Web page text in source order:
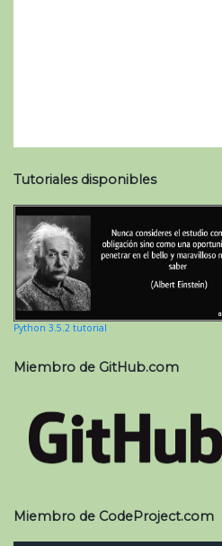
Tutoriales disponibles
Python 3.5.2 tutorial
Miembro de GitHub.com
Miembro de CodeProject.com